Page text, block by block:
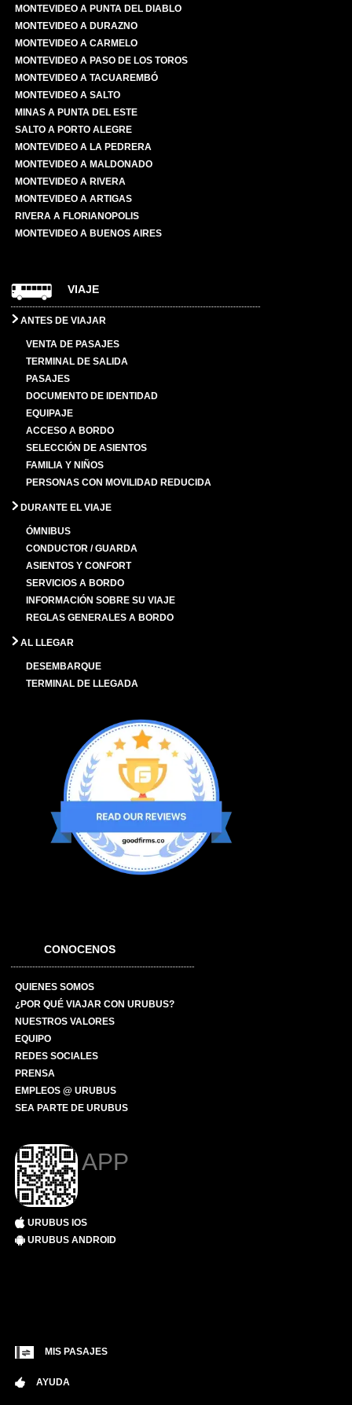
MONTEVIDEO A PUNTA DEL DIABLO
MONTEVIDEO A DURAZNO
MONTEVIDEO A CARMELO
MONTEVIDEO A PASO DE LOS TOROS
MONTEVIDEO A TACUAREMBÓ
MONTEVIDEO A SALTO
MINAS A PUNTA DEL ESTE
SALTO A PORTO ALEGRE
MONTEVIDEO A LA PEDRERA
MONTEVIDEO A MALDONADO
MONTEVIDEO A RIVERA
MONTEVIDEO A ARTIGAS
RIVERA A FLORIANOPOLIS
MONTEVIDEO A BUENOS AIRES
VIAJE
ANTES DE VIAJAR
VENTA DE PASAJES
TERMINAL DE SALIDA
PASAJES
DOCUMENTO DE IDENTIDAD
EQUIPAJE
ACCESO A BORDO
SELECCIÓN DE ASIENTOS
FAMILIA Y NIÑOS
PERSONAS CON MOVILIDAD REDUCIDA
DURANTE EL VIAJE
ÓMNIBUS
CONDUCTOR / GUARDA
ASIENTOS Y CONFORT
SERVICIOS A BORDO
INFORMACIÓN SOBRE SU VIAJE
REGLAS GENERALES A BORDO
AL LLEGAR
DESEMBARQUE
TERMINAL DE LLEGADA
CONOCENOS
QUIENES SOMOS
¿POR QUÉ VIAJAR CON URUBUS?
NUESTROS VALORES
EQUIPO
REDES SOCIALES
PRENSA
EMPLEOS @ URUBUS
SEA PARTE DE URUBUS
APP
URUBUS IOS
URUBUS ANDROID
MIS PASAJES
AYUDA